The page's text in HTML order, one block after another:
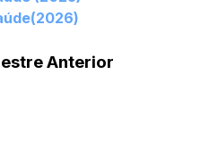
Anterior